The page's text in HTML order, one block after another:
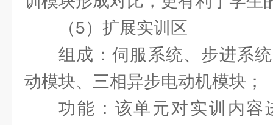
（5）扩展实训区
组成：伺服系统、步进系
动模块、三相异步电动机模块；
功能：该单元对实训内容